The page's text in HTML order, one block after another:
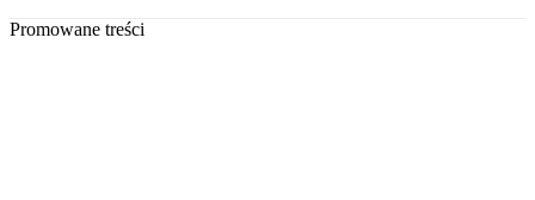
Promowane treści